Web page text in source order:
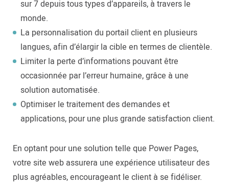
sur 7 depuis tous types d’appareils, à travers le
monde.
La personnalisation du portail client en plusieurs
langues, afin d’élargir la cible en termes de clientèle.
Limiter la perte d’informations pouvant être
occasionnée par l’erreur humaine, grâce à une
solution automatisée.
Optimiser le traitement des demandes et
applications, pour une plus grande satisfaction client.
En optant pour une solution telle que Power Pages,
votre site web assurera une expérience utilisateur des
plus agréables, encourageant le client à se fidéliser.